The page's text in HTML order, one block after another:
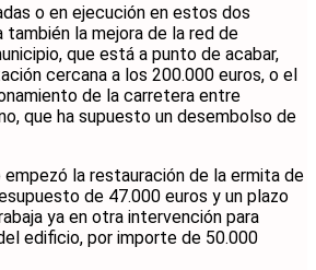
o en ejecución en estos dos
la mejora de la red de
que está a punto de acabar,
cercana a los 200.000 euros, o el
de la carretera entre
que ha supuesto un desembolso de
empezó la restauración de la ermita de
de 47.000 euros y un plazo
ya en otra intervención para
edificio, por importe de 50.000